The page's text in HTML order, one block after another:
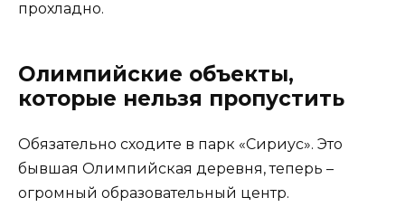
прохладно.
Олимпийские объекты,
которые нельзя пропустить
Обязательно сходите в парк «Сириус». Это
бывшая Олимпийская деревня, теперь –
огромный образовательный центр.